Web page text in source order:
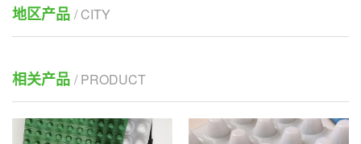
地区产品 / CITY
相关产品 / PRODUCT